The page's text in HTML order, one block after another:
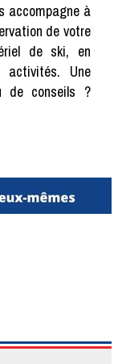
accompagne à
de votre
de ski, en
Une
de conseils ?